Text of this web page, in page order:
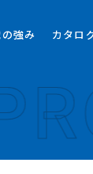
強み カタロ